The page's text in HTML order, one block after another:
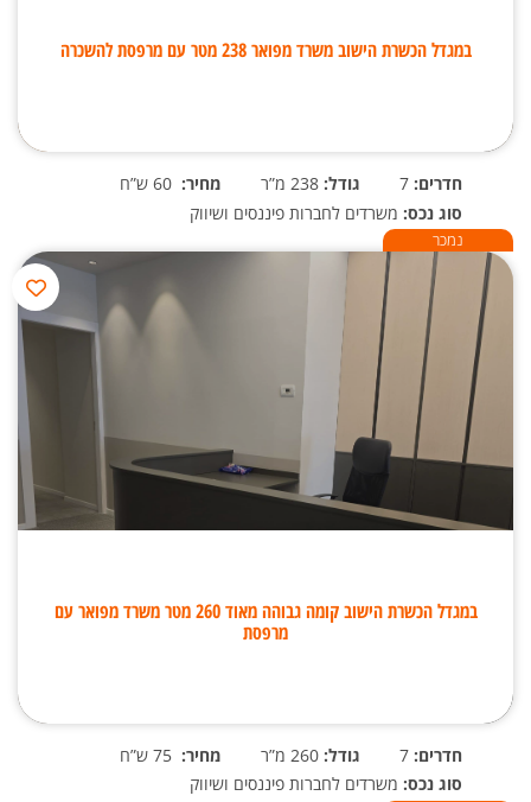
במגדל הכשרת הישוב משרד מפואר 238 מטר עם מרפסת להשכרה
חדרים: גודל: מחיר:
סוג נכס: משרדים לחברות פיננסים ושיווק
נמכר
במגדל הכשרת הישוב קומה גבוהה מאוד 260 מטר משרד מפואר עם
מרפסת
חדרים: גודל: מחיר:
סוג נכס: משרדים לחברות פיננסים ושיווק